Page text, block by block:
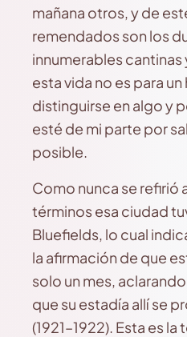
mañana otros, y de
remendados son los
innumerables cantinas
esta vida no es para
distinguirse en algo y
esté de mi parte por
posible.
Como nunca se refirió
términos esa ciudad
Bluefields, lo cual
la afirmación de que
solo un mes,
que su estadía allí se
(1921–1922). Esta es